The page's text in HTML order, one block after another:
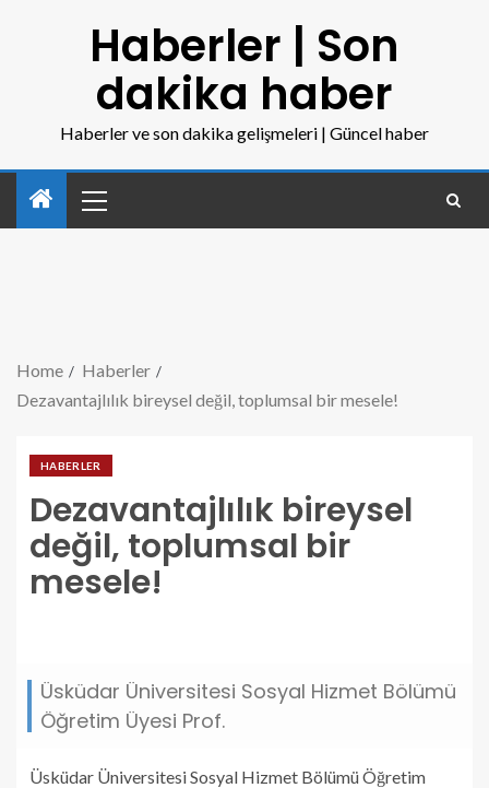
Haberler | Son
dakika haber
Haberler ve son dakika gelişmeleri | Güncel haber
Home
Haberler
Dezavantajlılık bireysel değil, toplumsal bir mesele!
HABERLER
Dezavantajlılık bireysel
değil, toplumsal bir
mesele!
dezavantajlilik-bireysel-degil-toplumsal-bir-
Üsküdar Üniversitesi Sosyal Hizmet Bölümü
Öğretim Üyesi Prof.
Üsküdar Üniversitesi Sosyal Hizmet Bölümü Öğretim